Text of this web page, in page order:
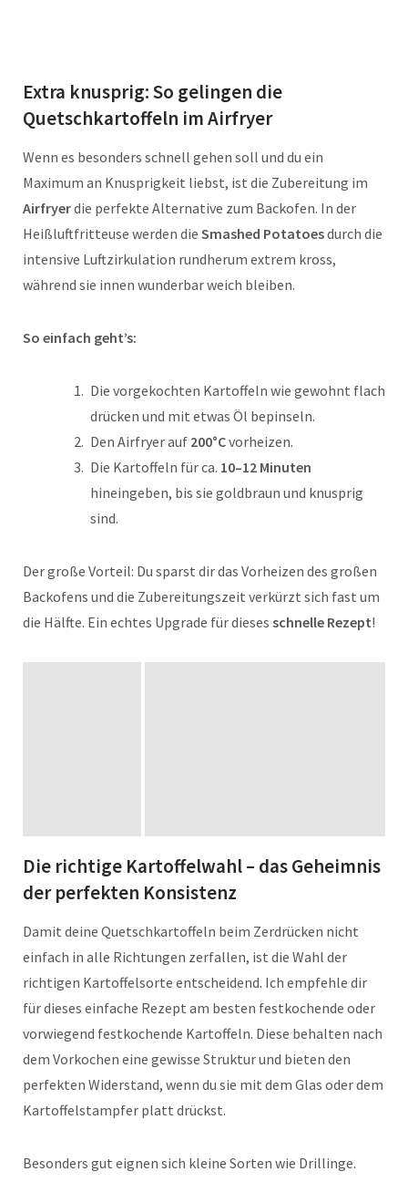
Extra knusprig: So gelingen die
Quetschkartoffeln im Airfryer
Wenn es besonders schnell gehen soll und du ein
Maximum an Knusprigkeit liebst, ist die Zubereitung im
Airfryerdie perfekte Alternative zum Backofen. In der
Heißluftfritteuse werden die Smashed Potatoesdurch die
intensive Luftzirkulation rundherum extrem kross,
während sie innen wunderbar weich bleiben.
So einfach geht’s:
Die vorgekochten Kartoffeln wie gewohnt flach
drücken und mit etwas Öl bepinseln.
Den Airfryer auf 200°Cvorheizen.
Die Kartoffeln für ca. 10–12 Minuten
hineingeben, bis sie goldbraun und knusprig
sind.
Der große Vorteil: Du sparst dir das Vorheizen des großen
Backofens und die Zubereitungszeit verkürzt sich fast um
die Hälfte. Ein echtes Upgrade für dieses schnelle Rezept!
Die richtige Kartoffelwahl – das Geheimnis
der perfekten Konsistenz
Damit deine Quetschkartoffeln beim Zerdrücken nicht
einfach in alle Richtungen zerfallen, ist die Wahl der
richtigen Kartoffelsorte entscheidend. Ich empfehle dir
für dieses einfache Rezept am besten festkochende oder
vorwiegend festkochende Kartoffeln. Diese behalten nach
dem Vorkochen eine gewisse Struktur und bieten den
perfekten Widerstand, wenn du sie mit dem Glas oder dem
Kartoffelstampfer platt drückst.
Besonders gut eignen sich kleine Sorten wie Drillinge.